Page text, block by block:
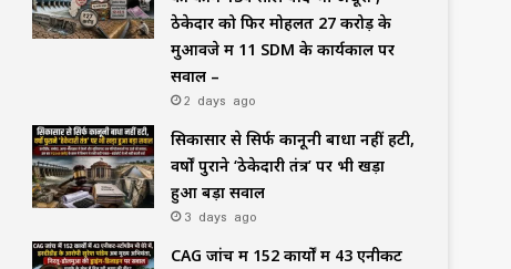
ठेकेदार को फिर मोहलत ₹27 करोड़ के
मुआवजे में 11 SDM के कार्यकाल पर
सवाल –
2 days ago
सिकासार से सिर्फ कानूनी बाधा नहीं हटी,
वर्षों पुराने ‘ठेकेदारी तंत्र’ पर भी खड़ा
हुआ बड़ा सवाल
3 days ago
CAG जांच में 152 कार्यों में 43 एनीकट